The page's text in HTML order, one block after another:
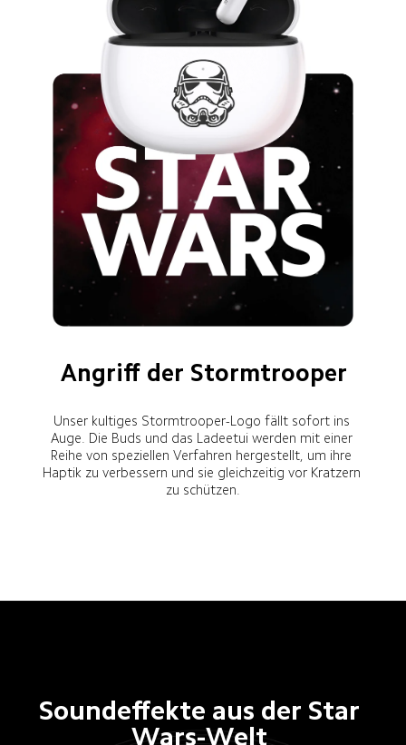
Angriff der Stormtrooper
Unser kultiges Stormtrooper-Logo fällt sofort ins
Auge. Die Buds und das Ladeetui werden mit einer
Reihe von speziellen Verfahren hergestellt, um ihre
Haptik zu verbessern und sie gleichzeitig vor Kratzern
zu schützen.
Soundeffekte aus der Star
Wars-Welt